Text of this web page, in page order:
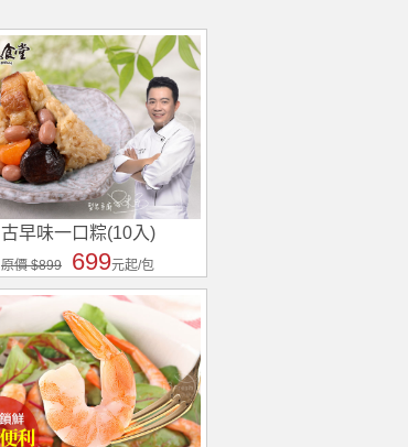
古早味一口粽(10入)
原價 $899 699元起/包